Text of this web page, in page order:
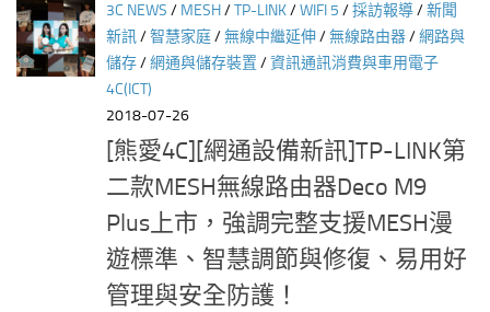
3C NEWS / MESH/TP-LINK/WIFI 5 /採訪報導/新聞
新訊/智慧家庭/無線中繼延伸/無線路由器/網路與
儲存/網通與儲存裝置 /資訊通訊消費與車用電子
4C(ICT)
2018-07-26
[熊愛4C][網通設備新訊]TP-LINK第
二款MESH無線路由器Deco M9
Plus上市，強調完整支援MESH漫
遊標準、智慧調節與修復、易用好
管理與安全防護！